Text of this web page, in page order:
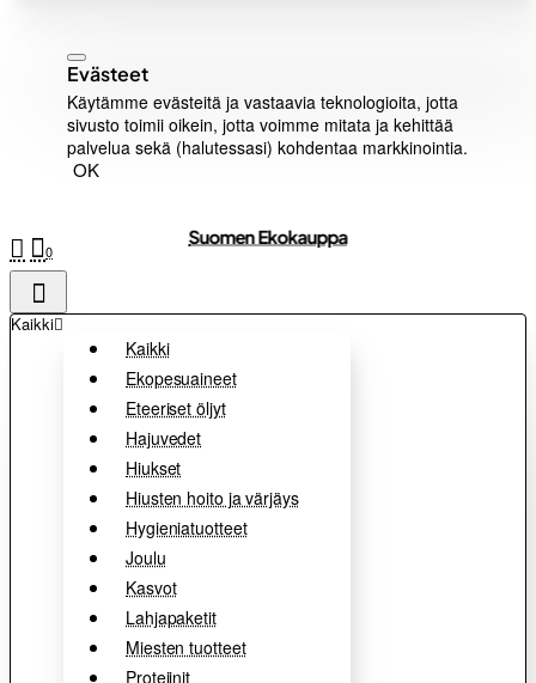
Evästeet
Käytämme evästeitä ja vastaavia teknologioita, jotta
sivusto toimii oikein, jotta voimme mitata ja kehittää
palvelua sekä (halutessasi) kohdentaa markkinointia.
OK
Suomen Ekokauppa
0
Kaikki
Kaikki
Ekopesuaineet
Eteeriset öljyt
Hajuvedet
Hiukset
Hiusten hoito ja värjäys
Hygieniatuotteet
Joulu
Kasvot
Lahjapaketit
Miesten tuotteet
Proteiinit